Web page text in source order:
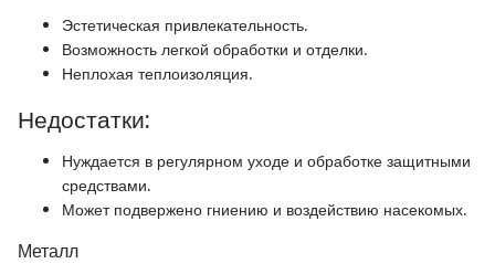
Эстетическая привлекательность.
Возможность легкой обработки и отделки.
Неплохая теплоизоляция.
Недостатки:
Нуждается в регулярном уходе и обработке защитными
средствами.
Может подвержено гниению и воздействию насекомых.
Металл